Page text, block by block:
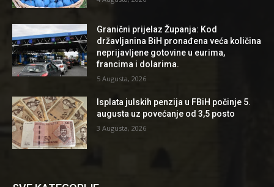
Granični prijelaz Županja: Kod
državljanina BiH pronađena veća količina
neprijavljene gotovine u eurima,
francima i dolarima.
5 Augusta, 2026
Isplata julskih penzija u FBiH počinje 5.
augusta uz povećanje od 3,5 posto
3 Augusta, 2026